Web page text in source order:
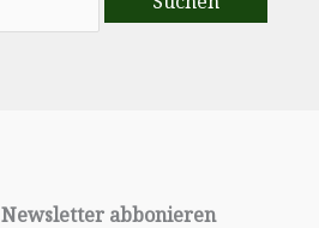
Newsletter abbonieren